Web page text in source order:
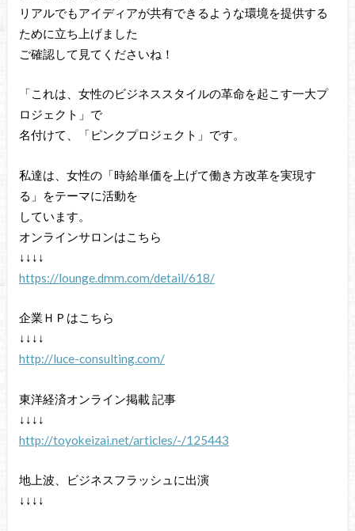
リアルでもアイディアが共有できるような環境を提供する
ために立ち上げました
ご確認して見てくださいね！
「これは、女性のビジネススタイルの革命を起こす一大プ
ロジェクト」で
名付けて、「ピンクプロジェクト」です。
私達は、女性の「時給単価を上げて働き方改革を実現す
る」をテーマに活動を
しています。
オンラインサロンはこちら
↓↓↓↓
https://lounge.dmm.com/detail/618/
企業ＨＰはこちら
↓↓↓↓
http://luce-consulting.com/
東洋経済オンライン掲載 記事
↓↓↓↓
http://toyokeizai.net/articles/-/125443
地上波、ビジネスフラッシュに出演
↓↓↓↓